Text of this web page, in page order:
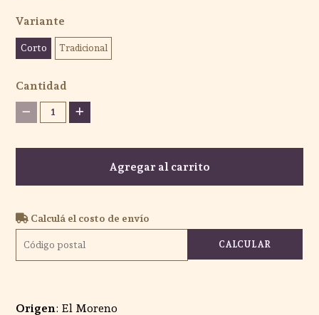
Variante
Corto Tradicional
Cantidad
1
Agregar al carrito
Calculá el costo de envío
CALCULAR
Origen: El Moreno